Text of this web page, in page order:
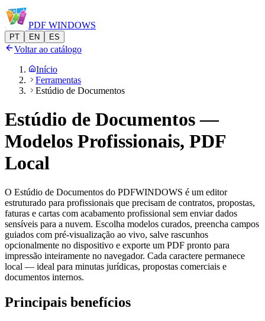
PDF WINDOWS
PT EN ES
Voltar ao catálogo
Início
Ferramentas
Estúdio de Documentos
Estúdio de Documentos —
Modelos Profissionais, PDF
Local
O Estúdio de Documentos do PDFWINDOWS é um editor
estruturado para profissionais que precisam de contratos, propostas,
faturas e cartas com acabamento profissional sem enviar dados
sensíveis para a nuvem. Escolha modelos curados, preencha campos
guiados com pré-visualização ao vivo, salve rascunhos
opcionalmente no dispositivo e exporte um PDF pronto para
impressão inteiramente no navegador. Cada caractere permanece
local — ideal para minutas jurídicas, propostas comerciais e
documentos internos.
Principais benefícios